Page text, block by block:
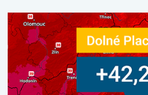
42,2 °C: Slovensko